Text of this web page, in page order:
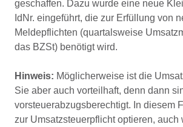
geschaffen. Dazu wurde eine neue
IdNr. eingeführt, die zur Erfüllung von
Meldepflichten (quartalsweise
das BZSt) benötigt wird.
Hinweis: Möglicherweise ist die
Sie aber auch vorteilhaft, denn dann
vorsteuerabzugsberechtigt. In diesem
zur Umsatzsteuerpflicht optieren, auch